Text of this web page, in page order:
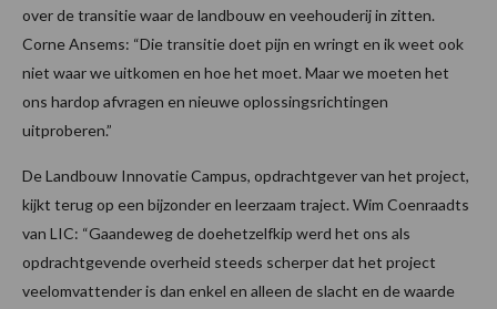
over de transitie waar de landbouw en veehouderij in zitten.
Corne Ansems: “Die transitie doet pijn en wringt en ik weet ook
niet waar we uitkomen en hoe het moet. Maar we moeten het
ons hardop afvragen en nieuwe oplossingsrichtingen
uitproberen.”
De Landbouw Innovatie Campus, opdrachtgever van het project,
kijkt terug op een bijzonder en leerzaam traject. Wim Coenraadts
van LIC: “Gaandeweg de doehetzelfkip werd het ons als
opdrachtgevende overheid steeds scherper dat het project
veelomvattender is dan enkel en alleen de slacht en de waarde